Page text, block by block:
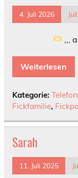
4. Juli 2026
,,,
Weiterlesen
Kategorie:
Fickfamilie,
Sarah
11. Juli 2025